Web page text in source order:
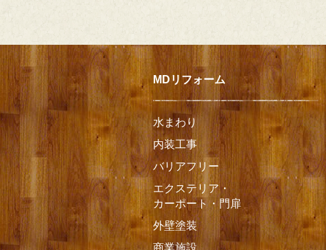
MDリフォーム
水まわり
内装工事
バリアフリー
エクステリア・
カーポート・門扉
外壁塗装
商業施設